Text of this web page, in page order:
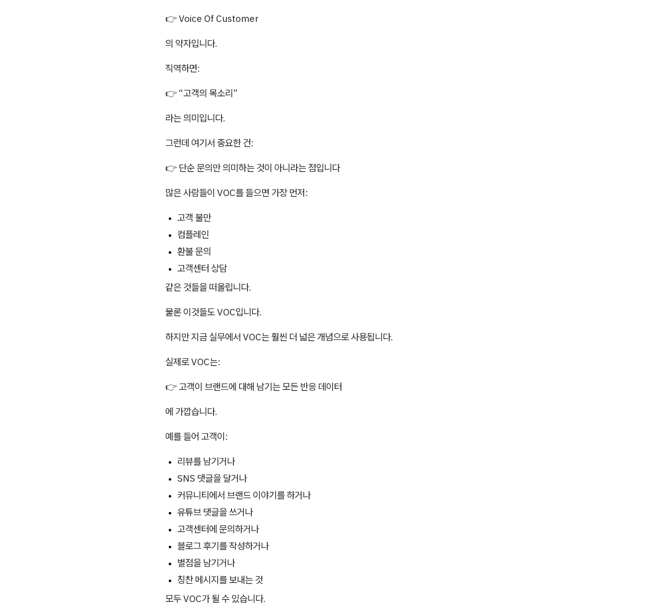
👉 Voice Of Customer
의 약자입니다.
직역하면:
👉 “고객의 목소리”
라는 의미입니다.
그런데 여기서 중요한 건:
👉 단순 문의만 의미하는 것이 아니라는 점입니다
많은 사람들이 VOC를 들으면 가장 먼저:
고객 불만
컴플레인
환불 문의
고객센터 상담
같은 것들을 떠올립니다.
물론 이것들도 VOC입니다.
하지만 지금 실무에서 VOC는 훨씬 더 넓은 개념으로 사용됩니다.
실제로 VOC는:
👉 고객이 브랜드에 대해 남기는 모든 반응 데이터
에 가깝습니다.
예를 들어 고객이:
리뷰를 남기거나
SNS 댓글을 달거나
커뮤니티에서 브랜드 이야기를 하거나
유튜브 댓글을 쓰거나
고객센터에 문의하거나
블로그 후기를 작성하거나
별점을 남기거나
칭찬 메시지를 보내는 것
모두 VOC가 될 수 있습니다.